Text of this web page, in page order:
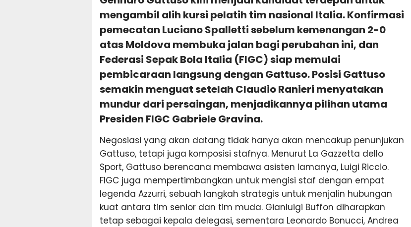
mengambil alih kursi pelatih tim nasional Italia. Konfirmasi
pemecatan Luciano Spalletti sebelum kemenangan 2-0
atas Moldova membuka jalan bagi perubahan ini, dan
Federasi Sepak Bola Italia (FIGC) siap memulai
pembicaraan langsung dengan Gattuso. Posisi Gattuso
semakin menguat setelah Claudio Ranieri menyatakan
mundur dari persaingan, menjadikannya pilihan utama
Presiden FIGC Gabriele Gravina.
Negosiasi yang akan datang tidak hanya akan mencakup penunjukan
Gattuso, tetapi juga komposisi stafnya. Menurut La Gazzetta dello
Sport, Gattuso berencana membawa asisten lamanya, Luigi Riccio.
FIGC juga mempertimbangkan untuk mengisi staf dengan empat
legenda Azzurri, sebuah langkah strategis untuk menjalin hubungan
kuat antara tim senior dan tim muda. Gianluigi Buffon diharapkan
tetap sebagai kepala delegasi, sementara Leonardo Bonucci, Andrea